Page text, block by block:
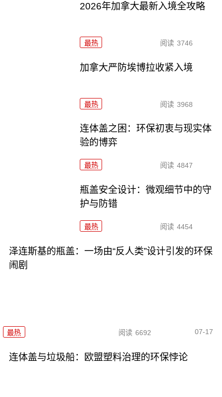
2026年加拿大最新入境全攻略
最热 阅读 3746
加拿大严防埃博拉收紧入境
最热 阅读 3968
连体盖之困：环保初衷与现实体
验的博弈
最热 阅读 4847
瓶盖安全设计：微观细节中的守
护与防错
最热 阅读 4454
泽连斯基的瓶盖：一场由“反人类”设计引发的环保
闹剧
最热 阅读 6692 07-17
连体盖与垃圾船：欧盟塑料治理的环保悖论